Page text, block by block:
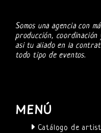
Somos una agencia con
producción,
asi tu aliado en la
todo tipo de eventos.
MENÚ
Catálogo de